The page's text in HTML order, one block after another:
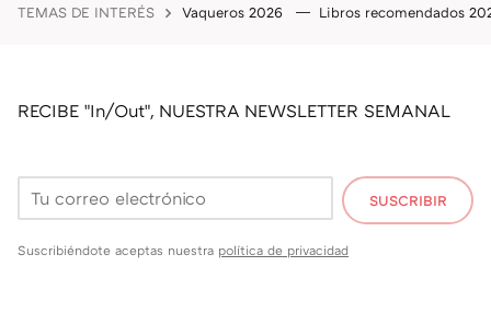
TEMAS DE INTERÉS Vaqueros 2026 Libros recomendados
RECIBE "In/Out", NUESTRA NEWSLETTER SEMANAL
SUSCRIBIR
Suscribiéndote aceptas nuestra política de privacidad